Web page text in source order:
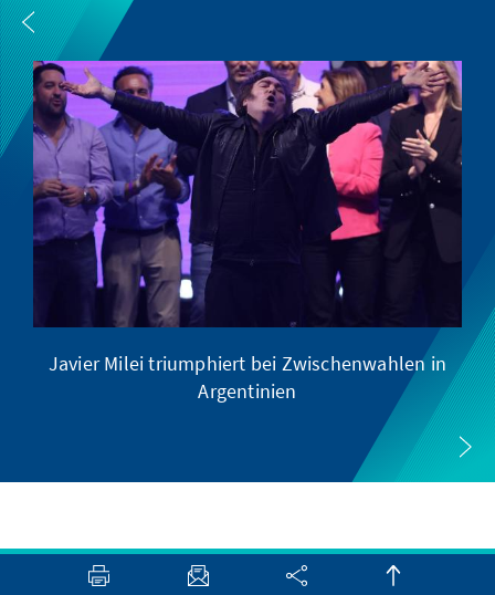
Javier Milei triumphiert bei Zwischenwahlen in
Argentinien